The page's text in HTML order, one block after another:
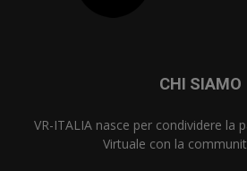
CHI SIAMO
VR-ITALIA nasce per condividere la
Virtuale con la